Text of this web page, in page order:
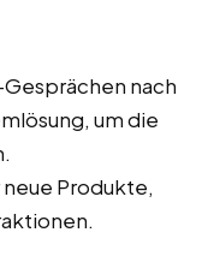
nach
um die
Produkte,